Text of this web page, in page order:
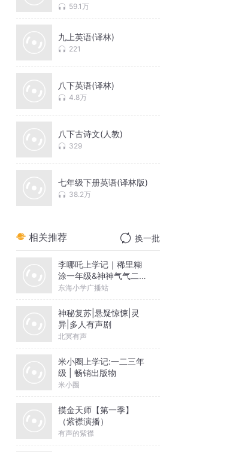
59.1万
九上英语(译林)
221
八下英语(译林)
4.8万
八下古诗文(人教)
329
七年级下册英语(译林版)
38.2万
相关推荐 换一批
李哪吒上学记｜稀里糊
涂一年级&神神气气二年
级
东海小学广播站
神秘复苏|悬疑惊悚|灵
异|多人有声剧
北冥有声
米小圈上学记:一二三年
级 | 畅销出版物
米小圈
摸金天师【第一季】
（紫襟演播）
有声的紫襟